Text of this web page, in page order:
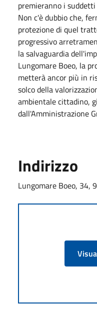
premieranno i
Non c'è dubbio che,
protezione di quel
progressivo
la salvaguardia
Lungomare Boeo, la
metterà ancor più in
solco della
ambientale cittadino,
dall'Amministrazione
Indirizzo
Lungomare Boeo, 34,